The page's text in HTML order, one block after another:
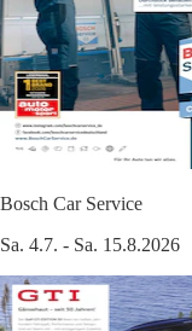
Bosch Car Service
Sa. 4.7. - Sa. 15.8.2026